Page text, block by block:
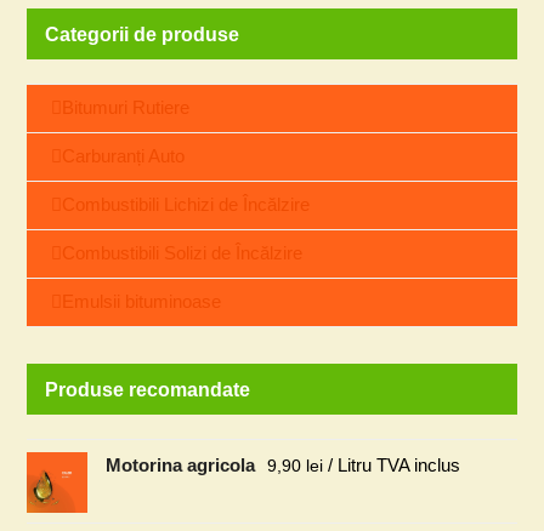
Categorii de produse
Bitumuri Rutiere
Carburanți Auto
Combustibili Lichizi de Încălzire
Combustibili Solizi de Încălzire
Emulsii bituminoase
Produse recomandate
Motorina agricola 9,90 lei / Litru TVA inclus